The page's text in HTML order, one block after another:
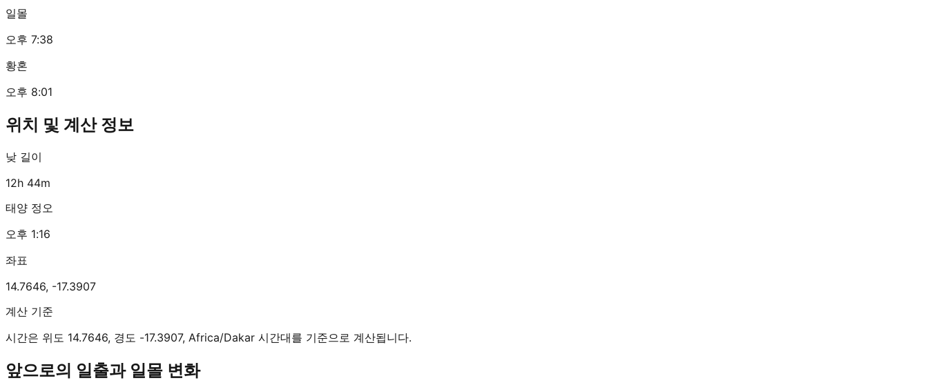
일몰
오후 7:38
황혼
오후 8:01
위치 및 계산 정보
낮 길이
12h 44m
태양 정오
오후 1:16
좌표
14.7646, -17.3907
계산 기준
시간은 위도 14.7646, 경도 -17.3907, Africa/Dakar 시간대를 기준으로 계산됩니다.
앞으로의 일출과 일몰 변화